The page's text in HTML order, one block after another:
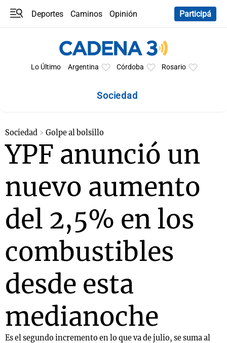
Deportes Caminos
Opinión
Participá
Lo Último Argentina Córdoba Rosario
Sociedad
Sociedad Golpe al bolsillo
YPF anunció un
nuevo aumento
del 2,5% en los
combustibles
desde esta
medianoche
Es el segundo incremento en lo que va de julio, se suma al